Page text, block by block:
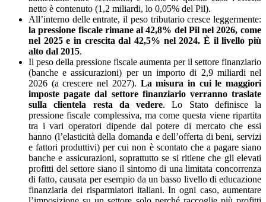
netto è contenuto (1,2 miliardi, lo 0,05% del Pil).
All’interno delle entrate, il peso tributario cresce leggermente:
la pressione fiscale rimane al 42,8% del Pil nel 2026, come
nel 2025 e in crescita dal 42,5% nel 2024. È il livello più
alto dal 2015.
Il peso della pressione fiscale aumenta per il settore finanziario
(banche e assicurazioni) per un importo di 2,9 miliardi nel
2026 (a crescere nel 2027). La misura in cui le maggiori
imposte pagate dal settore finanziario verranno traslate
sulla clientela resta da vedere. Lo Stato definisce la
pressione fiscale complessiva, ma come questa viene ripartita
tra i vari operatori dipende dal potere di mercato che essi
hanno (l’elasticità della domanda e dell’offerta di beni, servizi
e fattori produttivi) per cui non è scontato che a pagare siano
banche e assicurazioni, soprattutto se si ritiene che gli elevati
profitti del settore siano il sintomo di una limitata concorrenza
di fatto, causata per esempio da un basso livello di educazione
finanziaria dei risparmiatori italiani. In ogni caso, aumentare